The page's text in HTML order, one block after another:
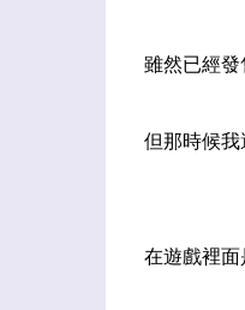
雖然已經
但那時候
在遊戲裡